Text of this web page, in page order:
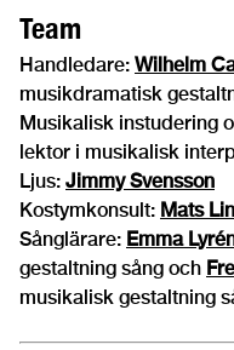
Team
Handledare: Wilhelm
musikdramatisk
Musikalisk instudering
lektor i musikalisk
Ljus: Jimmy Svensson
Kostymkonsult: Mats
Sånglärare: Emma
gestaltning sång och
musikalisk gestaltning